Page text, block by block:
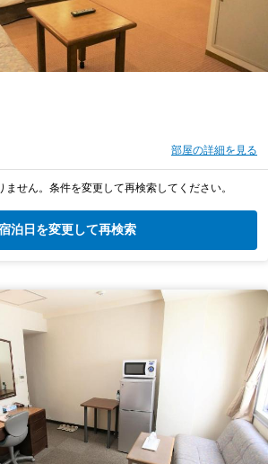
部屋の詳細を見る
せん。条件を変更して再検索してください。
泊日を変更して再検索